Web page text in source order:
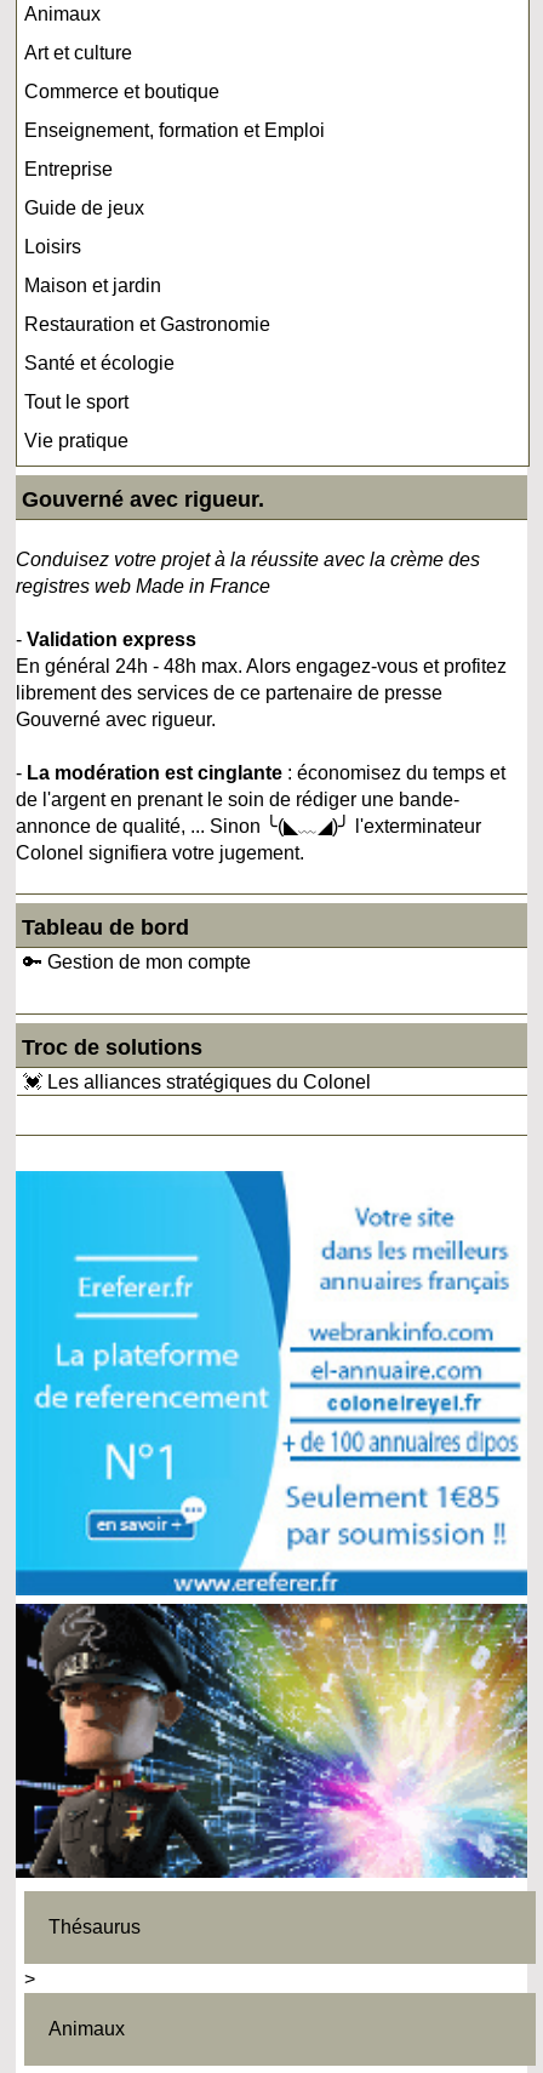
Animaux
Art et culture
Commerce et boutique
Enseignement, formation et Emploi
Entreprise
Guide de jeux
Loisirs
Maison et jardin
Restauration et Gastronomie
Santé et écologie
Tout le sport
Vie pratique
Gouverné avec rigueur.
Conduisez votre projet à la réussite avec la crème des
registres web Made in France
-Validation express
En général 24h - 48h max. Alors engagez-vous et profitez
librement des services de ce partenaire de presse
Gouverné avec rigueur.
- La modération est cinglante : économisez du temps et
de l'argent en prenant le soin de rédiger une bande-
annonce de qualité, ... Sinon ╰(◣﹏◢)╯ l'exterminateur
Colonel signifiera votre jugement.
Tableau de bord
🔑 Gestion de mon compte
Troc de solutions
💓 Les alliances stratégiques du Colonel
Thésaurus
>
Animaux